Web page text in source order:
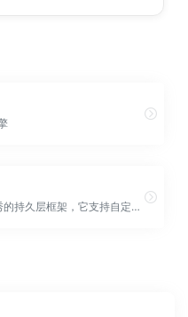
MyBatis是一款优秀的持久层框架，它支持自定义SQL、存储过程以及高级映射。MyBatis免除了几乎所有的JDBC代码以及设置参数和获取结果集的工作。